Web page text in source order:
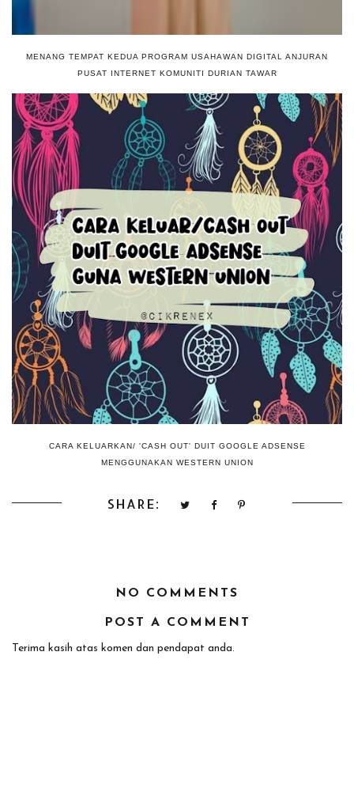
MENANG TEMPAT KEDUA PROGRAM USAHAWAN DIGITAL ANJURAN
PUSAT INTERNET KOMUNITI DURIAN TAWAR
CARA KELUARKAN/ 'CASH OUT' DUIT GOOGLE ADSENSE
MENGGUNAKAN WESTERN UNION
SHARE:
NO COMMENTS
POST A COMMENT
Terima kasih atas komen dan pendapat anda.